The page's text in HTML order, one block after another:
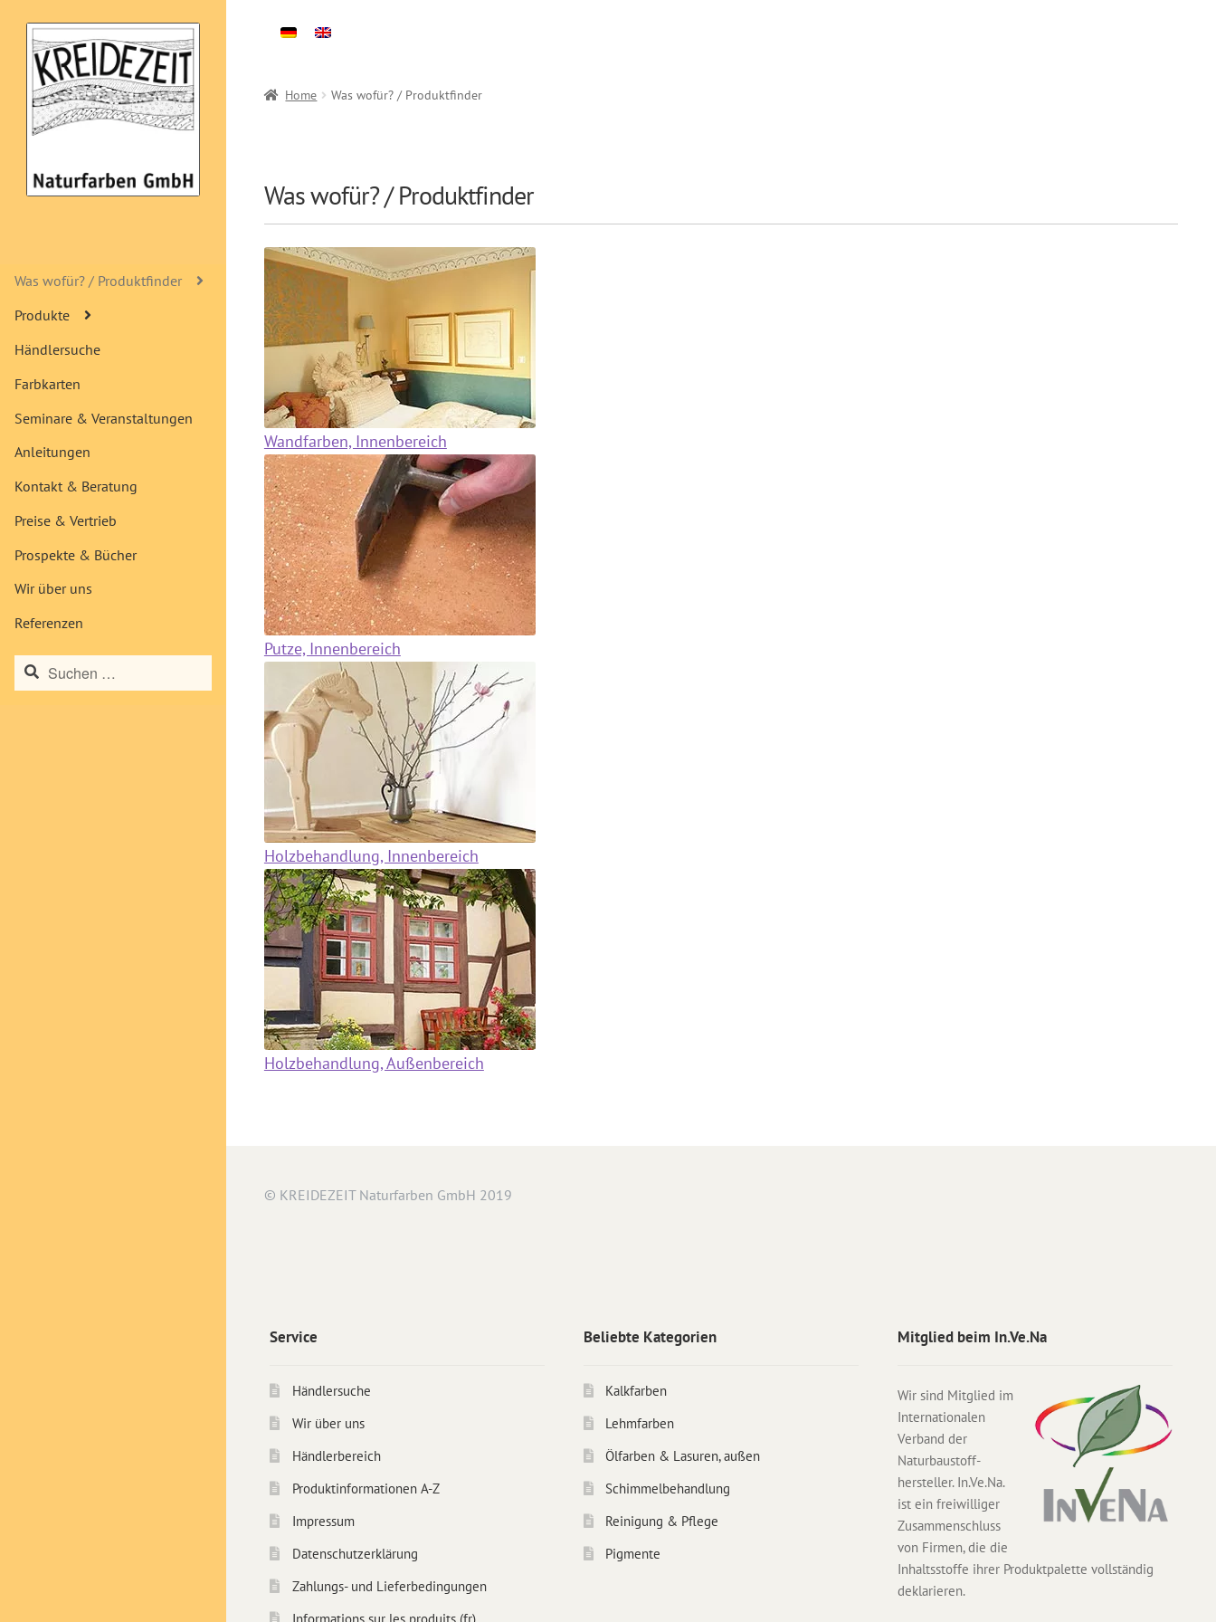
Navigation
springen
Inhalt
springen
Was wofür? / Produktfinder
Produkte
Händlersuche
Farbkarten
Seminare & Veranstaltungen
Anleitungen
Kontakt & Beratung
Preise & Vertrieb
Prospekte & Bücher
Wir über uns
Referenzen
Suchen
nach:
Home Was wofür? / Produktfinder
Was wofür? / Produktfinder
Wandfarben, Innenbereich
Putze, Innenbereich
Holzbehandlung, Innenbereich
Holzbehandlung, Außenbereich
© KREIDEZEIT Naturfarben GmbH 2019
Service
Händlersuche
Wir über uns
Händlerbereich
Produktinformationen A-Z
Impressum
Datenschutzerklärung
Zahlungs- und Lieferbedingungen
Beliebte Kategorien
Kalkfarben
Lehmfarben
Ölfarben & Lasuren, außen
Schimmelbehandlung
Reinigung & Pflege
Pigmente
Mitglied beim In.Ve.Na
Wir sind Mitglied im
Internationalen
Verband der
Naturbaustoff-
hersteller. In.Ve.Na.
ist ein freiwilliger
Zusammenschluss
von Firmen, die die
Inhaltsstoffe ihrer Produktpalette vollständig
deklarieren.